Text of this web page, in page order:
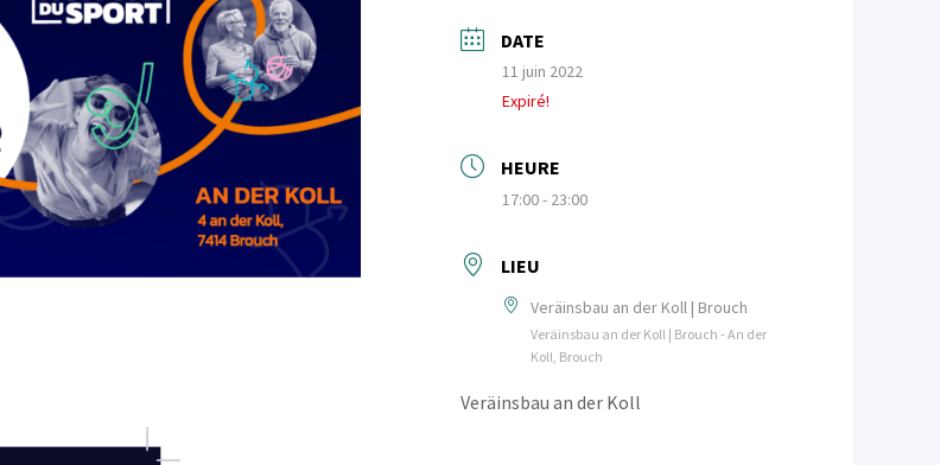
DATE
11 juin 2022
Expiré!
HEURE
17:00 - 23:00
LIEU
Veräinsbau an der Koll | Brouch
Veräinsbau an der Koll | Brouch - An der
Koll, Brouch
Veräinsbau an der Koll